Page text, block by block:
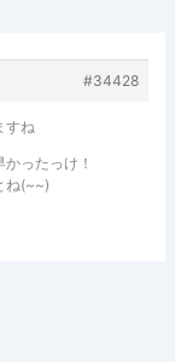
#34428
すね
ったっけ！
ね(~~)